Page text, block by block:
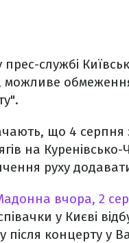
службі
можливе
що 4 серпня
на
руху
вчора, 2
у Києві
після концерту у